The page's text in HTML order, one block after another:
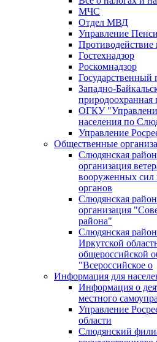
МЧС
Отдел МВД
Управление
Противодействие
Гостехнадзор
Роскомнадзор
Западно-
природоохранная
ОГКУ
населения по
Управление
Общественные
Слюдянская
организация
вооруженных сил
органов
Слюдянская
организация
района"
Слюдянская
Иркутской
общероссийской
"Всероссийское о
Информация для
Информация о
местного
Управление
области
Слюдянский